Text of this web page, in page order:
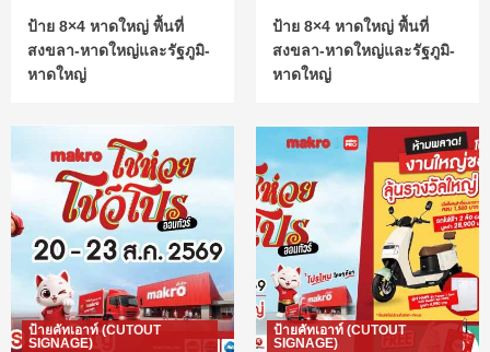
ป้าย 8×4 หาดใหญ่ พื้นที่
สงขลา-หาดใหญ่และรัฐภูมิ-
หาดใหญ่
ป้าย 8×4 หาดใหญ่ พื้นที่
สงขลา-หาดใหญ่และรัฐภูมิ-
หาดใหญ่
ป้ายคัทเอาท์ (CUTOUT
SIGNAGE)
ป้ายคัทเอาท์ (CUTOUT
SIGNAGE)